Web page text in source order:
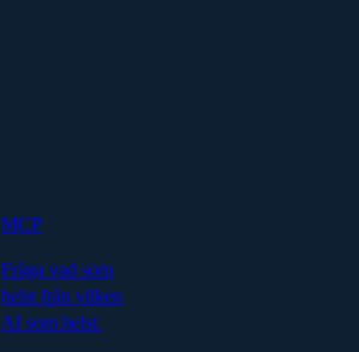
MCP
Fråga vad som
helst från vilken
AI som helst.